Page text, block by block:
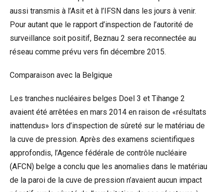
aussi transmis à l’Asit et à l’IFSN dans les jours à venir.
Pour autant que le rapport d’inspection de l’autorité de
surveillance soit positif, Beznau 2 sera reconnectée au
réseau comme prévu vers fin décembre 2015.
Comparaison avec la Belgique
Les tranches nucléaires belges Doel 3 et Tihange 2
avaient été arrêtées en mars 2014 en raison de «résultats
inattendus» lors d’inspection de sûreté sur le matériau de
la cuve de pression. Après des examens scientifiques
approfondis, l’Agence fédérale de contrôle nucléaire
(AFCN) belge a conclu que les anomalies dans le matériau
de la paroi de la cuve de pression n’avaient aucun impact